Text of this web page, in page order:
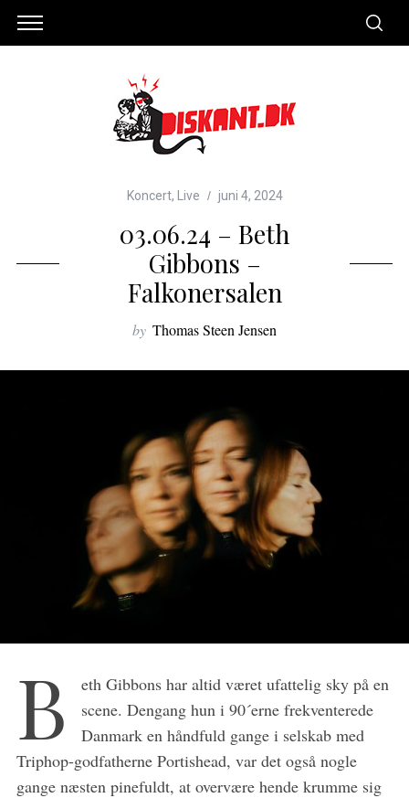
Koncert, Live juni 4, 2024
03.06.24 – Beth
Gibbons –
Falkonersalen
by Thomas Steen Jensen
B
eth Gibbons har altid været ufattelig sky på en
scene. Dengang hun i 90´erne frekventerede
Danmark en håndfuld gange i selskab med
Triphop-godfatherne Portishead, var det også nogle
gange næsten pinefuldt, at overvære hende krumme sig